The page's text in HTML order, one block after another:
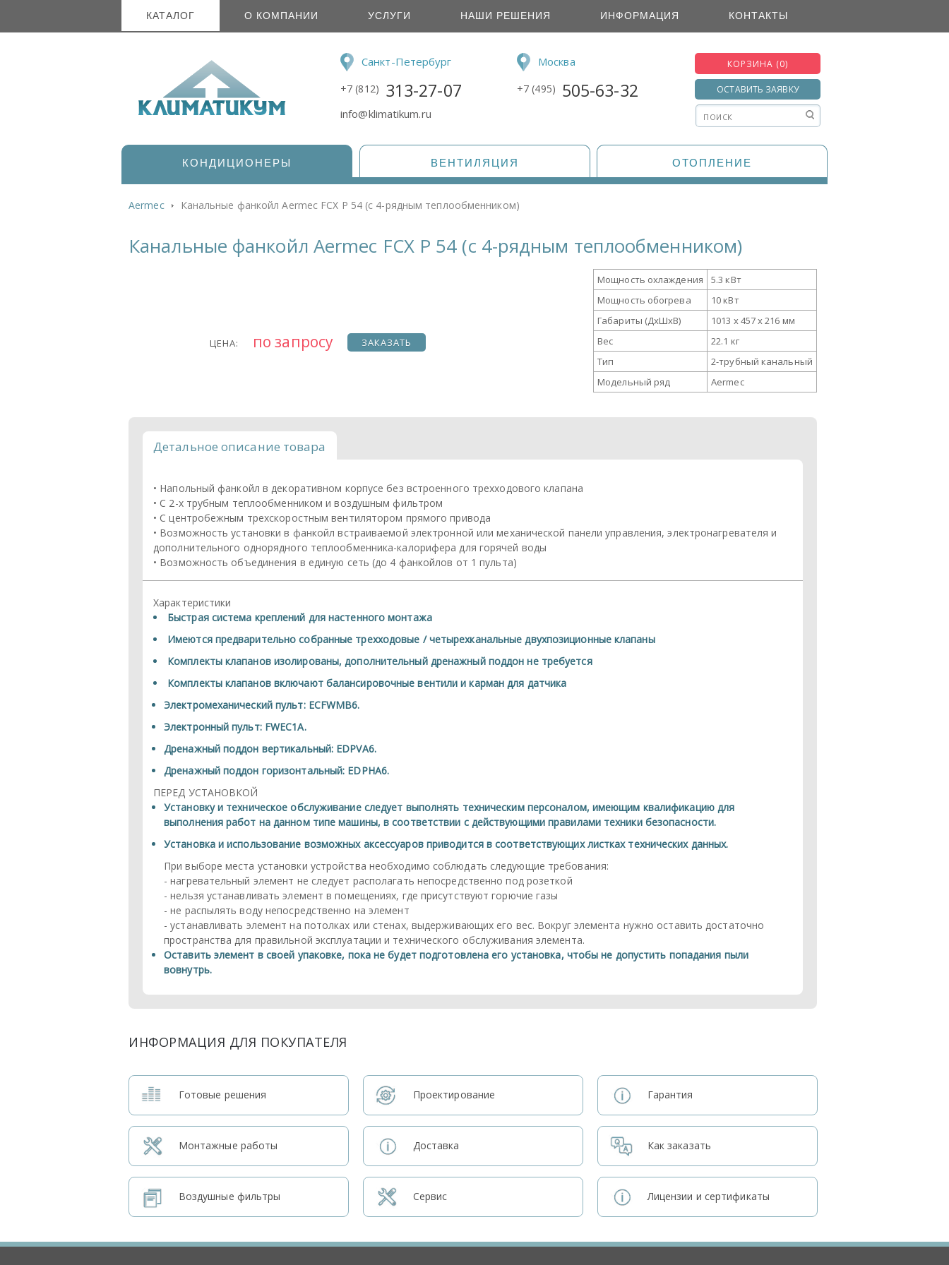
КАТАЛОГ О КОМПАНИИ УСЛУГИ НАШИ РЕШЕНИЯ ИНФОРМАЦИЯ КОНТАКТЫ
Санкт-Петербург
+7 (812) 313-27-07
info@klimatikum.ru
Москва
+7 (495) 505-63-32
КОРЗИНА (0)
ОСТАВИТЬ ЗАЯВКУ
КОНДИЦИОНЕРЫ ВЕНТИЛЯЦИЯ ОТОПЛЕНИЕ
Aermec Канальные фанкойл Aermec FCX P 54 (с 4-рядным теплообменником)
Канальные фанкойл Aermec FCX P 54 (с 4-рядным теплообменником)
ЦЕНА: по запросу ЗАКАЗАТЬ
Мощность охлаждения
5.3 кВт
Мощность обогрева
10 кВт
Габариты (ДxШxВ)
1013 x 457 x 216 мм
Вес
22.1 кг
Тип
2-трубный канальный
Модельный ряд
Aermec
Детальное описание товара
• Напольный фанкойл в декоративном корпусе без встроенного трехходового клапана
• С 2-х трубным теплообменником и воздушным фильтром
• С центробежным трехскоростным вентилятором прямого привода
• Возможность установки в фанкойл встраиваемой электронной или механической панели управления, электронагревателя и
дополнительного однорядного теплообменника-калорифера для горячей воды
• Возможность объединения в единую сеть (до 4 фанкойлов от 1 пульта)
Характеристики
Быстрая система креплений для настенного монтажа
Имеются предварительно собранные трехходовые / четырехканальные двухпозиционные клапаны
Комплекты клапанов изолированы, дополнительный дренажный поддон не требуется
Комплекты клапанов включают балансировочные вентили и карман для датчика
Электромеханический пульт: ECFWMB6.
Электронный пульт: FWEC1A.
Дренажный поддон вертикальный: EDPVA6.
Дренажный поддон горизонтальный: EDPHA6.
ПЕРЕД УСТАНОВКОЙ
Установку и техническое обслуживание следует выполнять техническим персоналом, имеющим квалификацию для
выполнения работ на данном типе машины, в соответствии с действующими правилами техники безопасности.
Установка и использование возможных аксессуаров приводится в соответствующих листках технических данных.
При выборе места установки устройства необходимо соблюдать следующие требования:
- нагревательный элемент не следует располагать непосредственно под розеткой
- нельзя устанавливать элемент в помещениях, где присутствуют горючие газы
- не распылять воду непосредственно на элемент
- устанавливать элемент на потолках или стенах, выдерживающих его вес. Вокруг элемента нужно оставить достаточно
пространства для правильной эксплуатации и технического обслуживания элемента.
Оставить элемент в своей упаковке, пока не будет подготовлена его установка, чтобы не допустить попадания пыли
вовнутрь.
ИНФОРМАЦИЯ ДЛЯ ПОКУПАТЕЛЯ
Готовые решения
Монтажные работы
Воздушные фильтры
Проектирование
Доставка
Сервис
Гарантия
Как заказать
Лицензии и сертификаты